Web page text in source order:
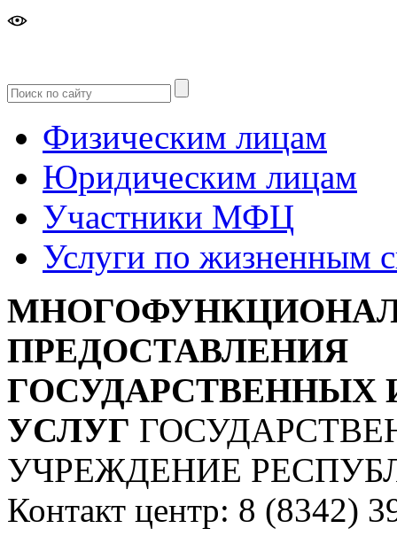
Физическим лицам
Юридическим лицам
Участники МФЦ
Услуги по жизненным
ПРЕДОСТАВЛЕНИЯ
УСЛУГ
УЧРЕЖДЕНИЕ
Контакт центр: 8 (8342)